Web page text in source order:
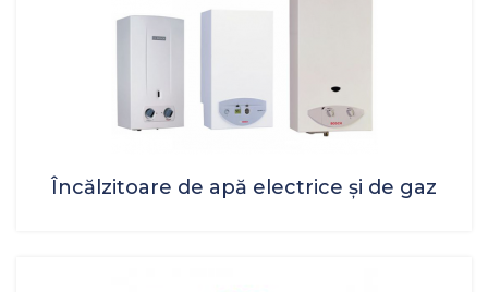
Încălzitoare de apă electrice și de gaz